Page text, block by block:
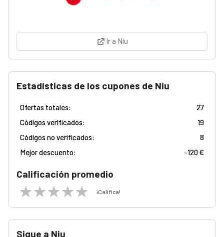
Ir a Niu
Estadísticas de los cupones de Niu
Ofertas totales:
27
Códigos verificados:
19
Códigos no verificados:
8
Mejor descuento:
-120 €
Calificación promedio
¡Califica!
Sigue a Niu